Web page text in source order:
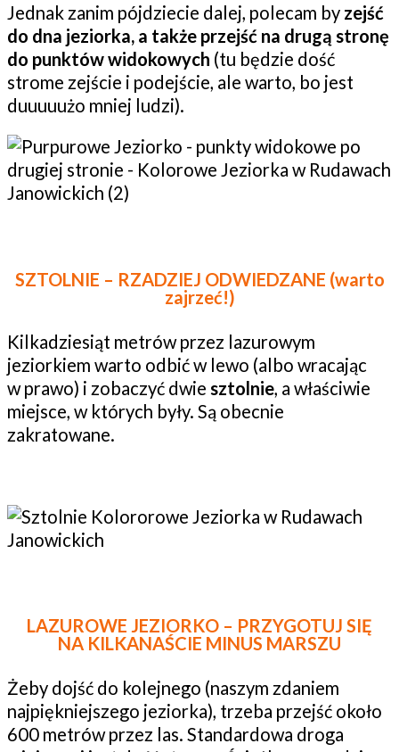
Jednak zanim pójdziecie dalej, polecam by zejść
do dna jeziorka, a także przejść na drugą stronę
do punktów widokowych (tu będzie dość
strome zejście i podejście, ale warto, bo jest
duuuuużo mniej ludzi).
SZTOLNIE – RZADZIEJ ODWIEDZANE (warto
zajrzeć!)
Kilkadziesiąt metrów przez lazurowym
jeziorkiem warto odbić w lewo (albo wracając
w prawo) i zobaczyć dwie sztolnie, a właściwie
miejsce, w których były. Są obecnie
zakratowane.
LAZUROWE JEZIORKO – PRZYGOTUJ SIĘ
NA KILKANAŚCIE MINUS MARSZU
Żeby dojść do kolejnego (naszym zdaniem
najpiękniejszego jeziorka), trzeba przejść około
600 metrów przez las. Standardowa droga